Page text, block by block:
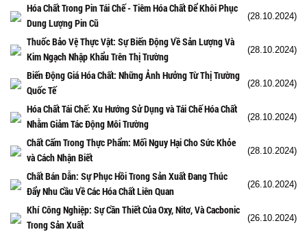
Hóa Chất Trong Pin Tái Chế - Tiêm Hóa Chất Để Khôi Phục
Dung Lượng Pin Cũ
(28.10.2024)
Thuốc Bảo Vệ Thực Vật: Sự Biến Động Về Sản Lượng Và
Kim Ngạch Nhập Khẩu Trên Thị Trường
(28.10.2024)
Biến Động Giá Hóa Chất: Những Ảnh Hưởng Từ Thị Trường
Quốc Tế
(28.10.2024)
Hóa Chất Tái Chế: Xu Hướng Sử Dụng và Tái Chế Hóa Chất
Nhằm Giảm Tác Động Môi Trường
(28.10.2024)
Chất Cấm Trong Thực Phẩm: Mối Nguy Hại Cho Sức Khỏe
và Cách Nhận Biết
(28.10.2024)
Chất Bán Dẫn: Sự Phục Hồi Trong Sản Xuất Đang Thúc
Đẩy Nhu Cầu Về Các Hóa Chất Liên Quan
(26.10.2024)
Khí Công Nghiệp: Sự Cần Thiết Của Oxy, Nitơ, Và Cacbonic
Trong Sản Xuất
(26.10.2024)